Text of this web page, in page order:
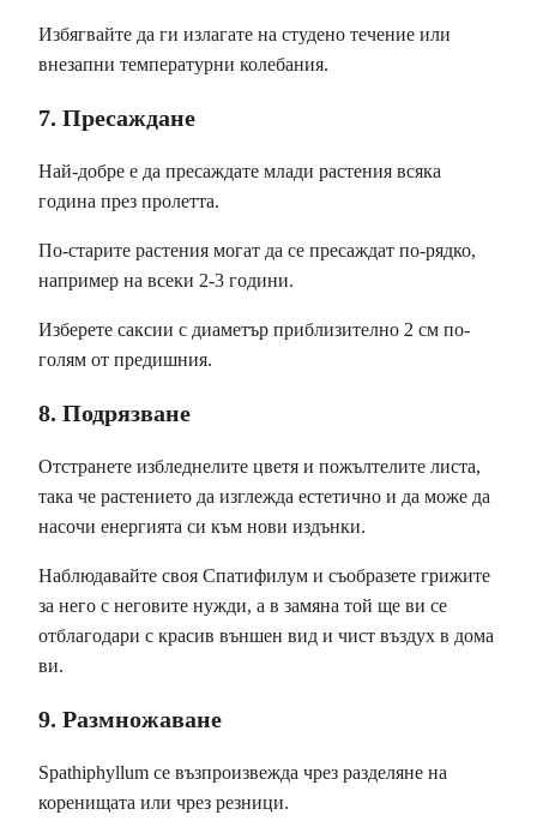
Избягвайте да ги излагате на студено течение или
внезапни температурни колебания.
7. Пресаждане
Най-добре е да пресаждате млади растения всяка
година през пролетта.
По-старите растения могат да се пресаждат по-рядко,
например на всеки 2-3 години.
Изберете саксии с диаметър приблизително 2 см по-
голям от предишния.
8. Подрязване
Отстранете избледнелите цветя и пожълтелите листа,
така че растението да изглежда естетично и да може да
насочи енергията си към нови издънки.
Наблюдавайте своя Спатифилум и съобразете грижите
за него с неговите нужди, а в замяна той ще ви се
отблагодари с красив външен вид и чист въздух в дома
ви.
9. Размножаване
Spathiphyllum се възпроизвежда чрез разделяне на
коренищата или чрез резници.